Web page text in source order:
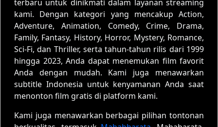
terbaru untuk dinikmati dalam layanan streaming
kami. Dengan kategori yang mencakup Action,
Adventure, Animation, Comedy, Crime, Drama,
Family, Fantasy, History, Horror, Mystery, Romance,
Sci-Fi, dan Thriller, serta tahun-tahun rilis dari 1999
hingga 2023, Anda dapat menemukan film favorit
Anda dengan mudah. Kami juga menawarkan
subtitle Indonesia untuk kenyamanan Anda saat
menonton film gratis di platform kami.
Kami juga menawarkan berbagai pilihan tontonan